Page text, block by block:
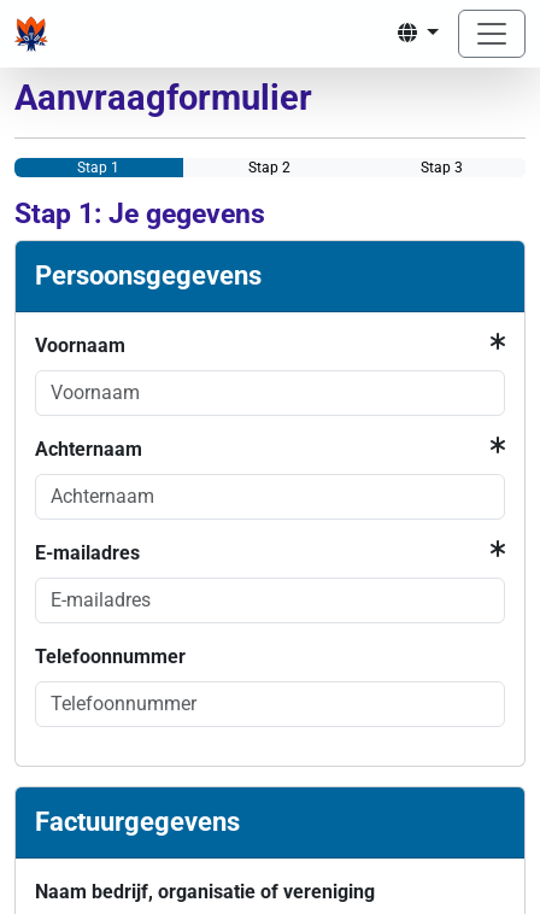
Aanvraagformulier
Stap 1 Stap 2 Stap 3
Stap 1: Je gegevens
Persoonsgegevens
Voornaam
Achternaam
E-mailadres
Telefoonnummer
Factuurgegevens
Naam bedrijf, organisatie of vereniging